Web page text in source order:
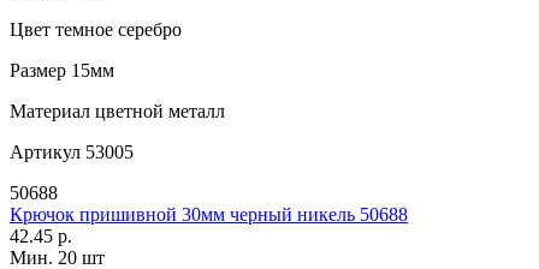
Цвет темное серебро
Размер 15мм
Материал цветной металл
Артикул 53005
50688
Крючок пришивной 30мм черный никель 50688
42.45 р.
Мин. 20 шт